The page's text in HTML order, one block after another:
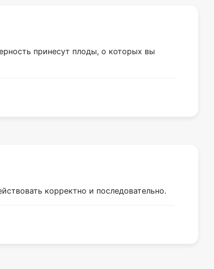
принесут плоды, о которых вы
корректно и последовательно.